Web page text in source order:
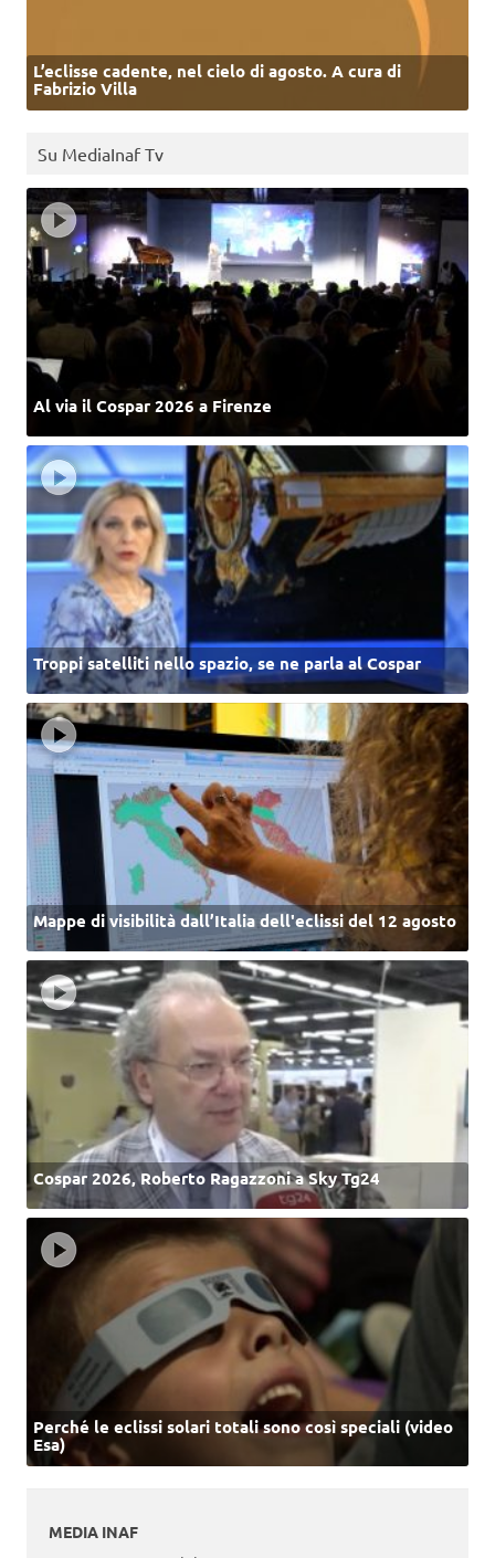
L’eclisse cadente, nel cielo di agosto. A cura di
Fabrizio Villa
Su MediaInaf Tv
Al via il Cospar 2026 a Firenze
Troppi satelliti nello spazio, se ne parla al Cospar
Mappe di visibilità dall’Italia dell'eclissi del 12 agosto
Cospar 2026, Roberto Ragazzoni a Sky Tg24
Perché le eclissi solari totali sono così speciali (video
Esa)
MEDIA INAF